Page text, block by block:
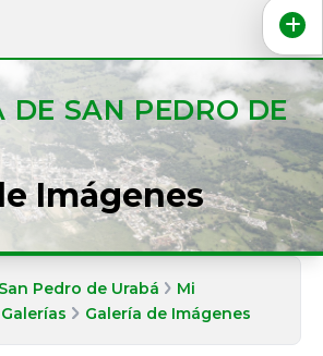
DE SAN PEDRO DE
Imágenes
Pedro de Urabá
Mi
Galerías Galería de Imágenes